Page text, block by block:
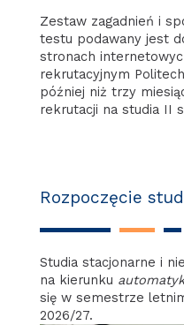
Zestaw zagadnień i
testu podawany jest
stronach
rekrutacyjnym
później niż trzy
rekrutacji na studia II
Rozpoczęcie
Studia stacjonarne i
na kierunku
się w semestrze
2026/27.